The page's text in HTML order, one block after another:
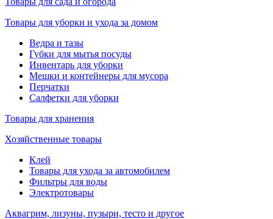
Товары для уборки и ухода за домом
Ведра и тазы
Губки для мытья посуды
Инвентарь для уборки
Мешки и контейнеры для мусора
Перчатки
Салфетки для уборки
Товары для хранения
Хозяйственные товары
Клей
Товары для ухода за автомобилем
Фильтры для воды
Электротовары
Аквагрим, лизуны, пузыри, тесто и другое